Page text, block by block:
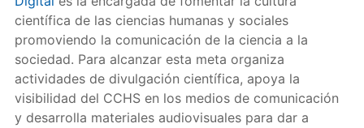
científica de las ciencias humanas y sociales
promoviendo la comunicación de la ciencia a la
sociedad. Para alcanzar esta meta organiza
actividades de divulgación científica, apoya la
visibilidad del CCHS en los medios de comunicación
y desarrolla materiales audiovisuales para dar a